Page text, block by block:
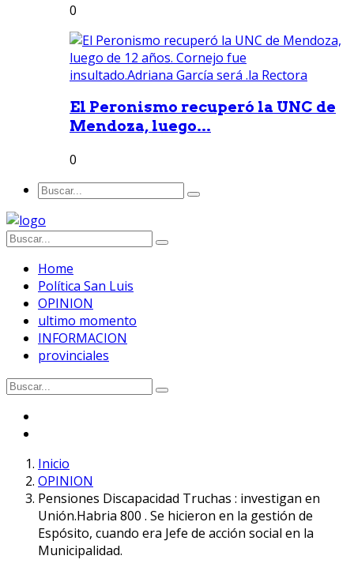
0
El Peronismo recuperó la UNC de
Mendoza, luego...
0
Home
Política San Luis
OPINION
ultimo momento
INFORMACION
provinciales
Inicio
OPINION
Pensiones Discapacidad Truchas : investigan en
Unión.Habria 800 . Se hicieron en la gestión de
Espósito, cuando era Jefe de acción social en la
Municipalidad.